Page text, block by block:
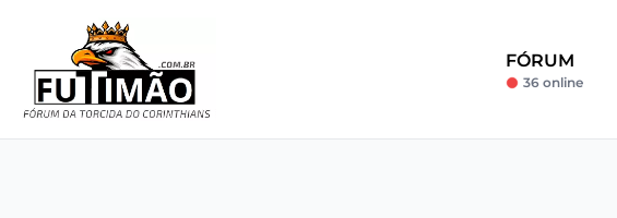
FÓRUM
36 online